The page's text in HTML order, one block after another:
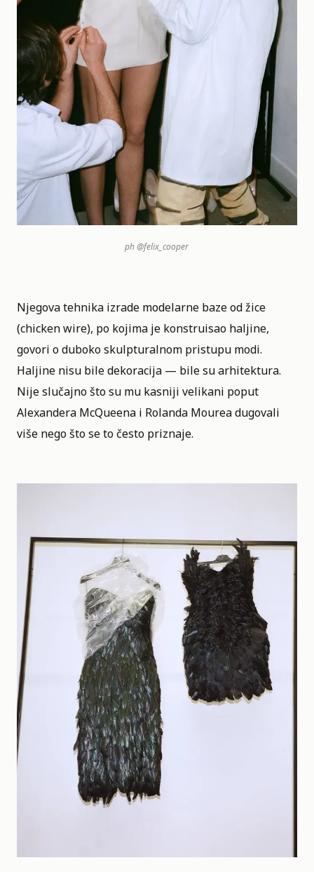
ph@felix_cooper
Njegova tehnika izrade modelarne baze od žice
(chicken wire), po kojima je konstruisao haljine,
govori o duboko skulpturalnom pristupu modi.
Haljine nisu bile dekoracija — bile su arhitektura.
Nije slučajno što su mu kasniji velikani poput
Alexandera McQueena i Rolanda Mourea dugovali
više nego što se to često priznaje.